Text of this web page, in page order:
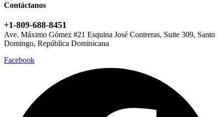
Contáctanos
+1-809-688-8451
Ave. Máximo Gómez #21 Esquina José Contreras, Suite 309, Santo
Domingo, República Dominicana
Facebook